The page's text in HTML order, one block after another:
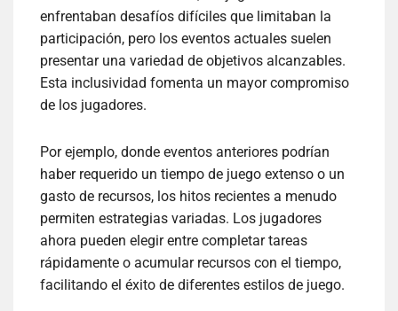
enfrentaban desafíos difíciles que limitaban la
participación, pero los eventos actuales suelen
presentar una variedad de objetivos alcanzables.
Esta inclusividad fomenta un mayor compromiso
de los jugadores.
Por ejemplo, donde eventos anteriores podrían
haber requerido un tiempo de juego extenso o un
gasto de recursos, los hitos recientes a menudo
permiten estrategias variadas. Los jugadores
ahora pueden elegir entre completar tareas
rápidamente o acumular recursos con el tiempo,
facilitando el éxito de diferentes estilos de juego.